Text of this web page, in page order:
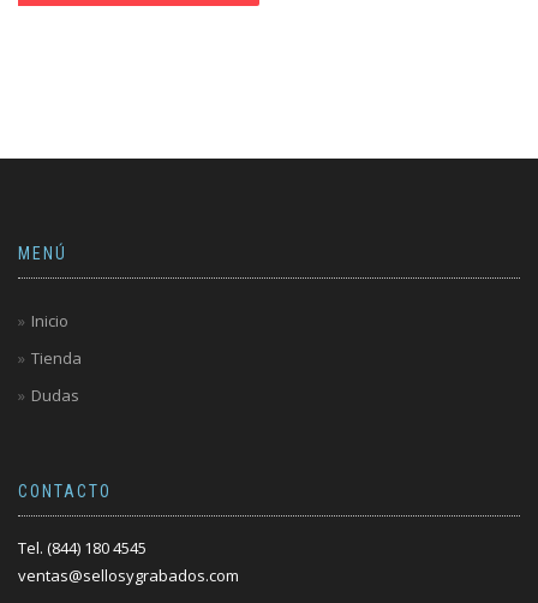
MENÚ
Inicio
Tienda
Dudas
CONTACTO
Tel. (844) 180 4545
ventas@sellosygrabados.com